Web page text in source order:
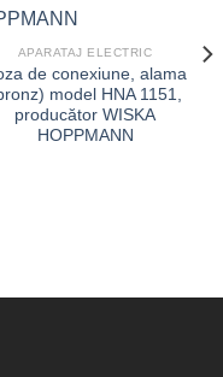
APARATAJ ELECTRIC
de conexiune, alama
model HNA 1151,
producător WISKA
HOPPMANN